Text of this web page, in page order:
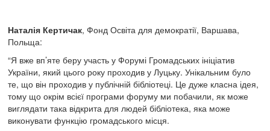
Наталія Кертичак, Фонд Освіта для демократії, Варшава,
Польща:
“Я вже вп’яте беру участь у Форумі Громадських ініціатив
України, який цього року проходив у Луцьку. Унікальним було
те, що він проходив у публічній бібліотеці. Це дуже класна ідея,
тому що окрім всієї програми форуму ми побачили, як може
виглядати така відкрита для людей бібліотека, яка може
виконувати функцію громадського місця.